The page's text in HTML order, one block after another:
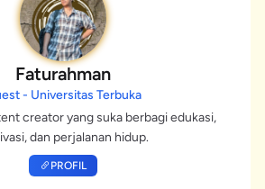
Faturahman
- Universitas Terbuka
creator yang suka berbagi edukasi,
dan perjalanan hidup.
PROFIL